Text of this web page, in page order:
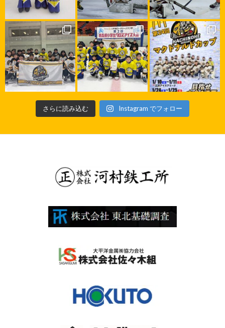
さらに読み込む Instagram でフォロー